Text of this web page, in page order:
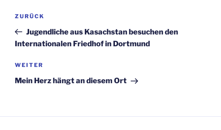
Beitragsnavigation
Vorheriger
Beitrag
ZURÜCK
Jugendliche aus Kasachstan besuchen den
Internationalen Friedhof in Dortmund
Nächster
Beitrag
WEITER
Mein Herz hängt an diesem Ort